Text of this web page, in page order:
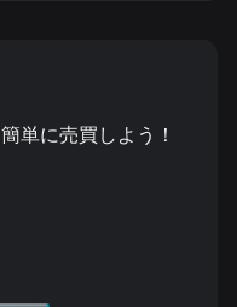
単に売買しよう！